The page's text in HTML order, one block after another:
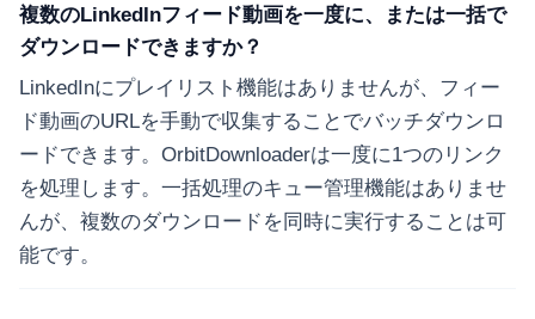
複数のLinkedInフィード動画を一度に、または一括で
ダウンロードできますか？
LinkedInにプレイリスト機能はありませんが、フィー
ド動画のURLを手動で収集することでバッチダウンロ
ードできます。OrbitDownloaderは一度に1つのリンク
を処理します。一括処理のキュー管理機能はありませ
んが、複数のダウンロードを同時に実行することは可
能です。